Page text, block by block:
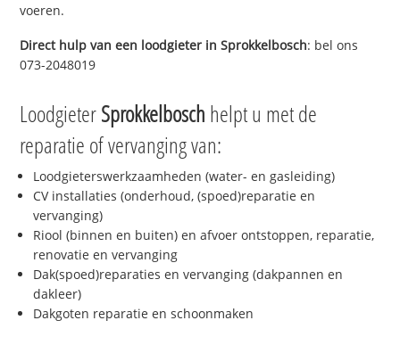
voeren.
Direct hulp van een loodgieter inSprokkelbosch: bel ons
073-2048019
LoodgieterSprokkelbosch helpt u met de
reparatie of vervanging van:
Loodgieterswerkzaamheden (water- en gasleiding)
CV installaties (onderhoud, (spoed)reparatie en
vervanging)
Riool (binnen en buiten) en afvoer ontstoppen, reparatie,
renovatie en vervanging
Dak(spoed)reparaties en vervanging (dakpannen en
dakleer)
Dakgoten reparatie en schoonmaken